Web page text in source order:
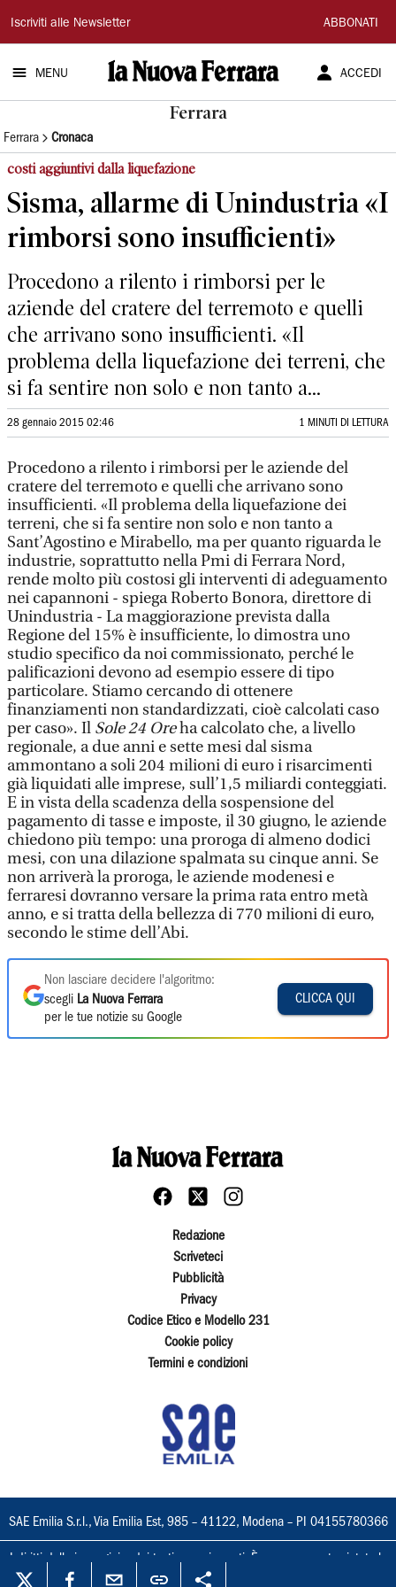
La
Nuova
Ferrara
Iscriviti alle Newsletter ABBONATI
MENU ACCEDI
Ferrara
Ferrara Cronaca
costi aggiuntivi dalla liquefazione
Sisma, allarme di Unindustria «I
rimborsi sono insufficienti»
Procedono a rilento i rimborsi per le
aziende del cratere del terremoto e quelli
che arrivano sono insufficienti. «Il
problema della liquefazione dei terreni, che
si fa sentire non solo e non tanto a...
28 gennaio 2015 02:46 1 MINUTI DI LETTURA
Procedono a rilento i rimborsi per le aziende del
cratere del terremoto e quelli che arrivano sono
insufficienti. «Il problema della liquefazione dei
terreni, che si fa sentire non solo e non tanto a
Sant’Agostino e Mirabello, ma per quanto riguarda le
industrie, soprattutto nella Pmi di Ferrara Nord,
rende molto più costosi gli interventi di adeguamento
nei capannoni - spiega Roberto Bonora, direttore di
Unindustria - La maggiorazione prevista dalla
Regione del 15% è insufficiente, lo dimostra uno
studio specifico da noi commissionato, perché le
palificazioni devono ad esempio essere di tipo
particolare. Stiamo cercando di ottenere
finanziamenti non standardizzati, cioè calcolati caso
per caso». Il Sole 24 Oreha calcolato che, a livello
regionale, a due anni e sette mesi dal sisma
ammontano a soli 204 milioni di euro i risarcimenti
già liquidati alle imprese, sull’1,5 miliardi conteggiati.
E in vista della scadenza della sospensione del
pagamento di tasse e imposte, il 30 giugno, le aziende
chiedono più tempo: una proroga di almeno dodici
mesi, con una dilazione spalmata su cinque anni. Se
non arriverà la proroga, le aziende modenesi e
ferraresi dovranno versare la prima rata entro metà
anno, e si tratta della bellezza di 770 milioni di euro,
secondo le stime dell’Abi.
Non lasciare decidere l'algoritmo:
scegli La Nuova Ferrara
per le tue notizie su Google
CLICCA QUI
Redazione
Scriveteci
Pubblicità
Privacy
Codice Etico e Modello 231
Cookie policy
Termini e condizioni
SAE Emilia S.r.l., Via Emilia Est, 985 – 41122, Modena – PI 04155780366
I diritti delle immagini e dei testi sono riservati. È espressamente vietata la
loro riproduzione con qualsiasi mezzo e l'adattamento totale o parziale.